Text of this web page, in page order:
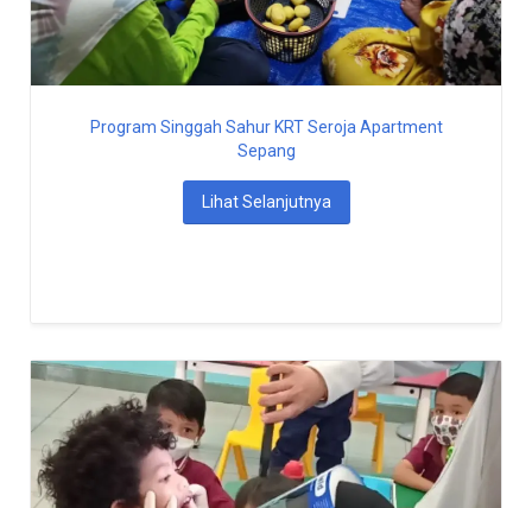
Program Singgah Sahur KRT Seroja Apartment
Sepang
Lihat Selanjutnya